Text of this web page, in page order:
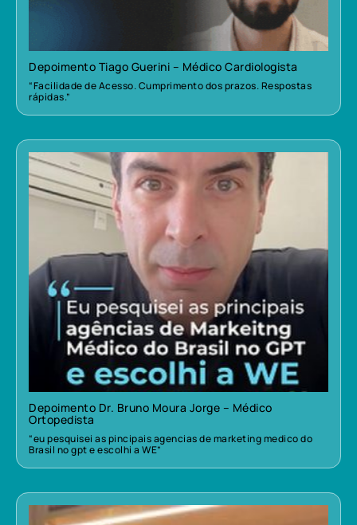
Depoimento Tiago Guerini – Médico Cardiologista
“Facilidade de Acesso. Cumprimento dos prazos. Respostas
rápidas.”
Depoimento Dr. Bruno Moura Jorge – Médico
Ortopedista
“eu pesquisei as pincipais agencias de marketing medico do
Brasil no gpt e escolhi a WE”